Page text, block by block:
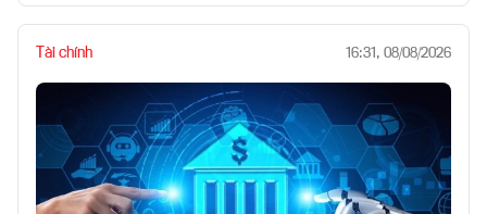
Tài chính 16:31, 08/08/2026